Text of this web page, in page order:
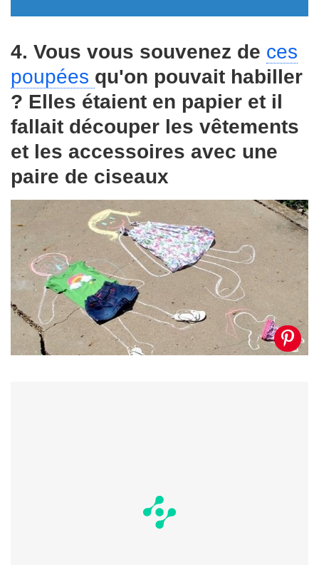
4. Vous vous souvenez de ces
poupées qu'on pouvait habiller
? Elles étaient en papier et il
fallait découper les vêtements
et les accessoires avec une
paire de ciseaux